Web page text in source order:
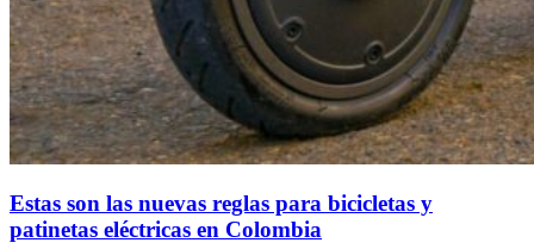
Estas son las nuevas reglas para bicicletas y
patinetas eléctricas en Colombia